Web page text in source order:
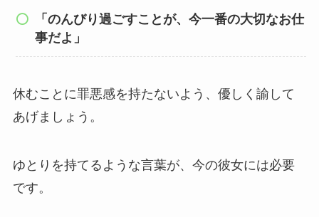
「のんびり過ごすことが、今一番の大切なお仕
事だよ」
休むことに罪悪感を持たないよう、優しく諭して
あげましょう。
ゆとりを持てるような言葉が、今の彼女には必要
です。